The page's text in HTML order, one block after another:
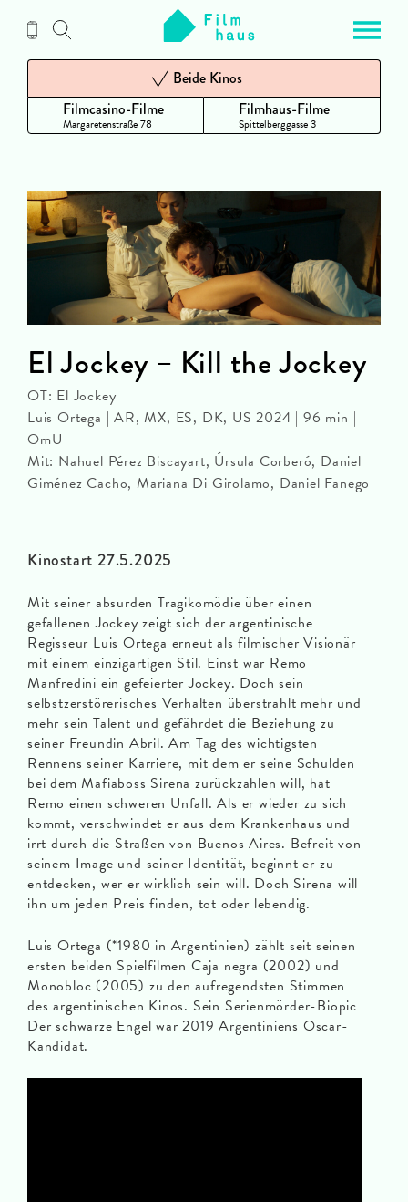
Inhalt
Filmcasino-Filme
Margaretenstraße 78
Beide Kinos
Filmhaus-Filme
Spittelberggasse 3
Kinostart 27.5.2025
Mit seiner absurden Tragikomödie über einen
gefallenen Jockey zeigt sich der argentinische
Regisseur Luis Ortega erneut als filmischer Visionär
mit einem einzigartigen Stil. Einst war Remo
Manfredini ein gefeierter Jockey. Doch sein
selbstzerstörerisches Verhalten überstrahlt mehr und
mehr sein Talent und gefährdet die Beziehung zu
seiner Freundin Abril. Am Tag des wichtigsten
Rennens seiner Karriere, mit dem er seine Schulden
bei dem Mafiaboss Sirena zurückzahlen will, hat
Remo einen schweren Unfall. Als er wieder zu sich
kommt, verschwindet er aus dem Krankenhaus und
irrt durch die Straßen von Buenos Aires. Befreit von
seinem Image und seiner Identität, beginnt er zu
entdecken, wer er wirklich sein will. Doch Sirena will
ihn um jeden Preis finden, tot oder lebendig.
Luis Ortega (*1980 in Argentinien) zählt seit seinen
ersten beiden Spielfilmen Caja negra (2002) und
Monobloc (2005) zu den aufregendsten Stimmen
des argentinischen Kinos. Sein Serienmörder-Biopic
Der schwarze Engel war 2019 Argentiniens Oscar-
Kandidat.
El Jockey – Kill the Jockey
OT: El Jockey
Luis Ortega | AR, MX, ES, DK, US 2024 | 96 min |
OmU
Mit: Nahuel Pérez Biscayart, Úrsula Corberó, Daniel
Giménez Cacho, Mariana Di Girolamo, Daniel Fanego